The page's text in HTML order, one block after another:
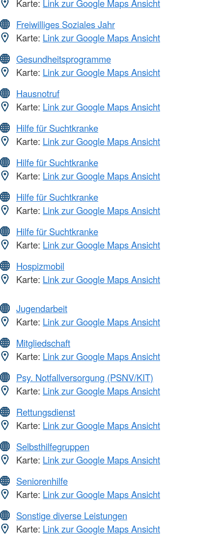
Karte: Link zur Google Maps Ansicht
Freiwilliges Soziales Jahr
Karte: Link zur Google Maps Ansicht
Gesundheitsprogramme
Karte: Link zur Google Maps Ansicht
Hausnotruf
Karte: Link zur Google Maps Ansicht
Hilfe für Suchtkranke
Karte: Link zur Google Maps Ansicht
Hilfe für Suchtkranke
Karte: Link zur Google Maps Ansicht
Hilfe für Suchtkranke
Karte: Link zur Google Maps Ansicht
Hilfe für Suchtkranke
Karte: Link zur Google Maps Ansicht
Hospizmobil
Karte: Link zur Google Maps Ansicht
Jugendarbeit
Karte: Link zur Google Maps Ansicht
Mitgliedschaft
Karte: Link zur Google Maps Ansicht
Psy. Notfallversorgung (PSNV/KIT)
Karte: Link zur Google Maps Ansicht
Rettungsdienst
Karte: Link zur Google Maps Ansicht
Selbsthilfegruppen
Karte: Link zur Google Maps Ansicht
Seniorenhilfe
Karte: Link zur Google Maps Ansicht
Sonstige diverse Leistungen
Karte: Link zur Google Maps Ansicht